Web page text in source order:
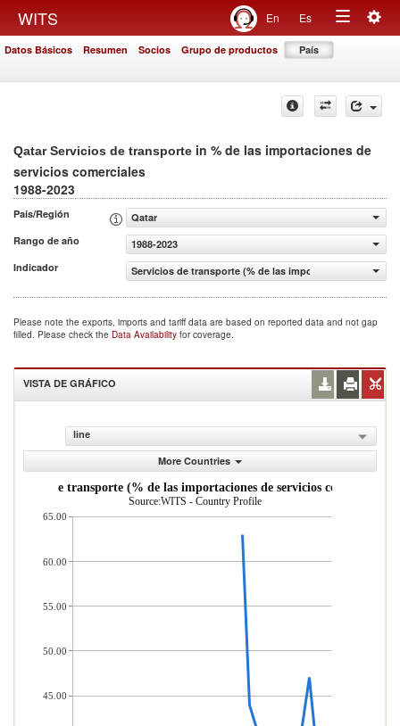
WITS En Es
Toggle
Datos Básicos Resumen Socios Grupo de productos País
Qatar Servicios de transporte in % de las importaciones de
servicios comerciales
1988-2023
País/Región
Qatar
Rango de año
1988-2023
Indicador
Servicios de transporte (% de las importaciones de
Please note the exports, imports and tariff data are based on reported data and not gap
filled. Please check the Data Availability for coverage.
VISTA DE GRÁFICO
line
More Countries
Servicios de transporte (% de las importaciones de servicios comerciales)
Source:WITS - Country Profile
65.00
60.00
55.00
50.00
45.00